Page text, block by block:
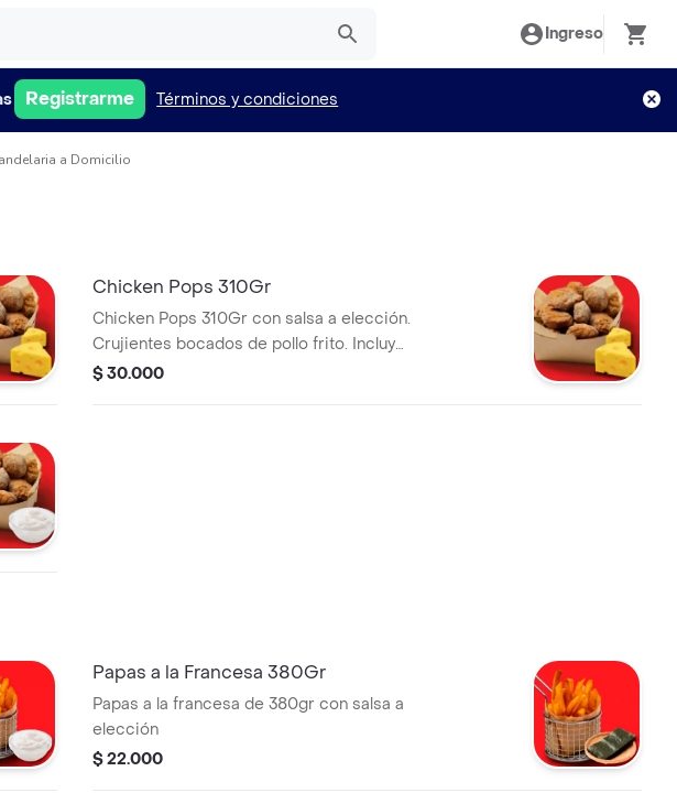
Ingreso
Registrarme Términos y condiciones
a Domicilio
Chicken Pops 310Gr
Chicken Pops 310Gr con salsa a elección.
Crujientes bocados de pollo frito. Incluye
trozos de queso.
$ 30.000
Papas a la Francesa 380Gr
Papas a la francesa de 380gr con salsa a
elección
$ 22.000